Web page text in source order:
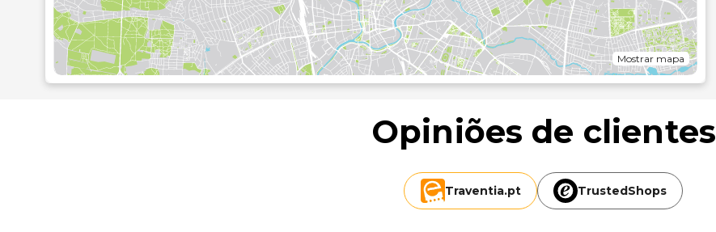
estacionamento grátis no local..As distâncias são apresentadas à 0,1 milha e ao quilómetro mais próximo.
Jardim Superior - 0,1 km/0,1 mi
Cathedral of Saints Peter and Paul - 0,4 km/0,2 mi
Parque Alexandria - 1,1 km/0,7 mi
Palácio e Jardim de Peterhof - 1,6 km/1 mi
Museu da História e da Tecnologia de Kirovsky Zavod - 23,7 km/14,7 mi
Mostrar mapa
Opiniões de clientes
Traventia.pt TrustedShops